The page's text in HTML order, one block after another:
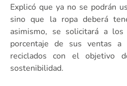
Explicó que ya no se podrán
sino que la ropa deberá
asimismo, se solicitará a
porcentaje de sus ventas a
reciclados con el objetivo
sostenibilidad.